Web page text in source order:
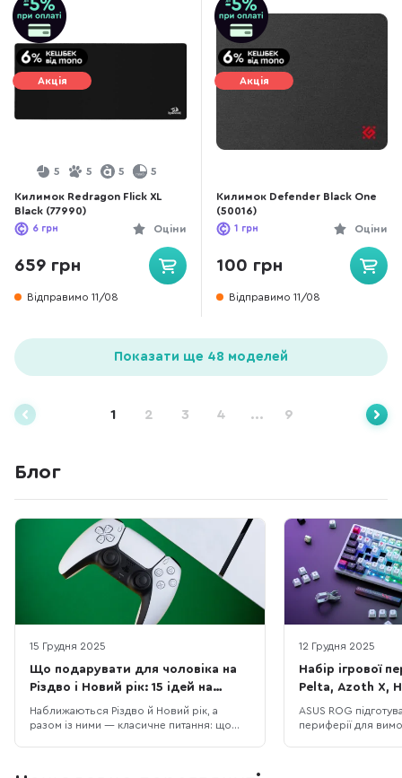
Акція
5 5 5 5
Килимок Redragon Flick XL
Black (77990)
Оціни
6 грн
659 грн
Відправимо 11/08
Акція
Килимок Defender Black One
(50016)
Оціни
1 грн
100 грн
Відправимо 11/08
Показати ще 48 моделей
1 2 3 4 ... 9
Блог
15 Грудня 2025
Що подарувати для чоловіка на
Різдво і Новий рік: 15 ідей на
будь-який бюджет
Наближаються Різдво й Новий рік, а
разом із ними — класичне питання: що
12 Грудня 2025
Набір ігрової
Pelta, Azoth X,
Sheath II XXL
ASUS ROG
периферії для